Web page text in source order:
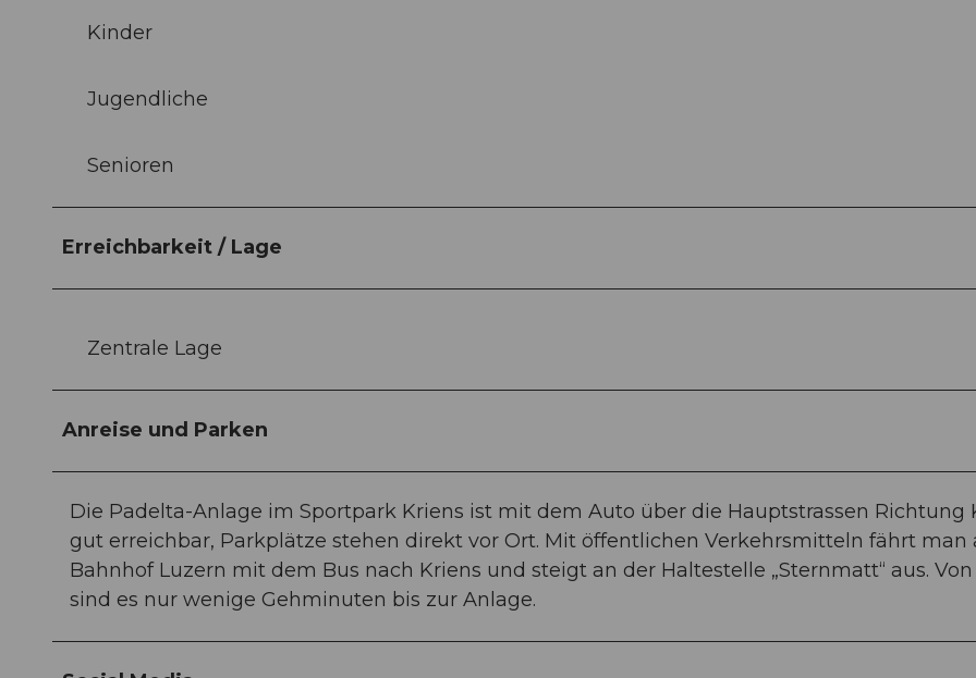
Kinder
Jugendliche
Senioren
Erreichbarkeit / Lage
Zentrale Lage
Anreise und Parken
Die Padelta-Anlage im Sportpark Kriens ist mit dem Auto über die Hauptstrassen Richtung
gut erreichbar, Parkplätze stehen direkt vor Ort. Mit öffentlichen Verkehrsmitteln fährt man
Bahnhof Luzern mit dem Bus nach Kriens und steigt an der Haltestelle „Sternmatt“ aus.
sind es nur wenige Gehminuten bis zur Anlage.